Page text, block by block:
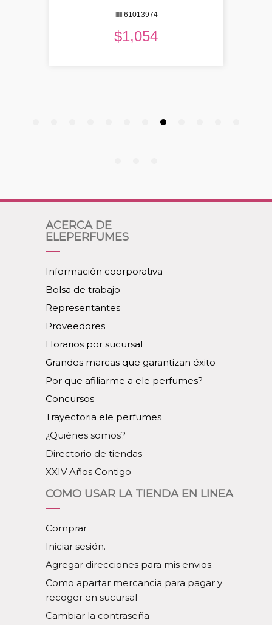
ACERCA DE
ELEPERFUMES
Información coorporativa
Bolsa de trabajo
Representantes
Proveedores
Horarios por sucursal
Grandes marcas que garantizan éxito
Por que afiliarme a ele perfumes?
Concursos
Trayectoria ele perfumes
¿Quiénes somos?
Directorio de tiendas
XXIV Años Contigo
COMO USAR LA TIENDA EN LINEA
Comprar
Iniciar sesión.
Agregar direcciones para mis envios.
Como apartar mercancia para pagar y
recoger en sucursal
Cambiar la contraseña